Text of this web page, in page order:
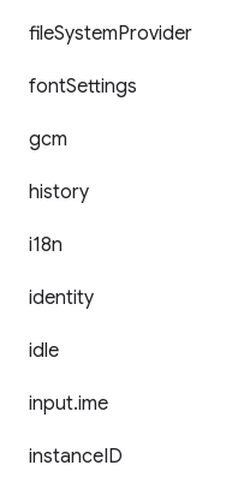
fileSystemProvider
fontSettings
gcm
history
i18n
identity
idle
input.ime
instanceID